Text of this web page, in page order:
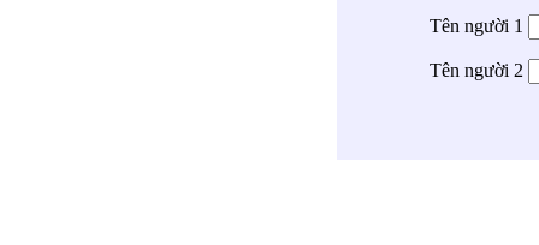
Tên người 1
Tên người 2